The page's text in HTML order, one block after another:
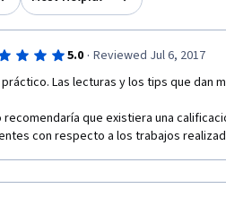
5.0 · Reviewed Jul 6, 2017
práctico. Las lecturas y los tips que dan
recomendaría que existiera una
con respecto a los trabajos